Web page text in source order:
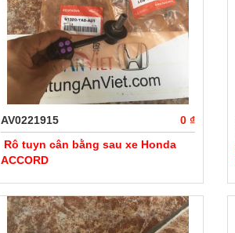
AV0221915
0 ₫
Rô tuyn cân bằng sau xe Honda
ACCORD